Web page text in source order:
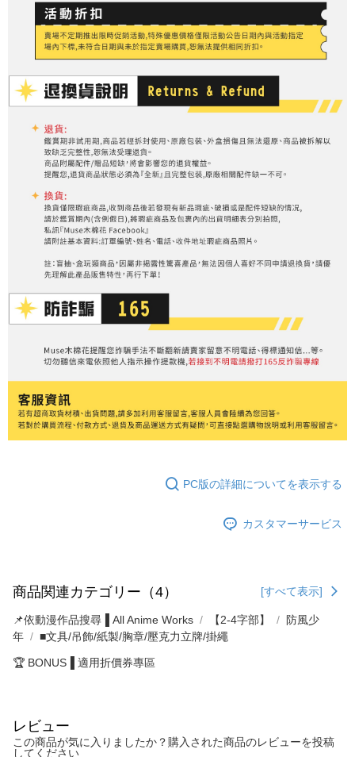
PC版の詳細についてを表示する
カスタマーサービス
商品関連カテゴリー（4） [すべて表示]
📌依動漫作品搜尋▐ All Anime Works 【2-4字部】
防風少
年
■文具/吊飾/紙製/胸章/壓克力立牌/掛繩
🏆 BONUS▐ 適用折價券專區
レビュー
この商品が気に入りましたか？購入された商品のレビューを投稿
してください